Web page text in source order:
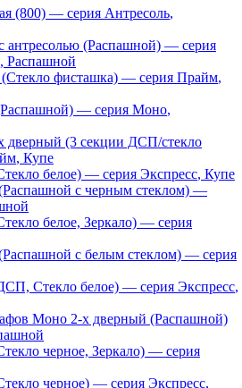
(800) — серия Антресоль,
антресолью (Распашной) — серия
, Распашной
фисташка) — серия Прайм,
— серия Моно,
(3 секции ДСП/стекло
, Купе
белое) — серия Экспресс, Купе
с черным стеклом) —
белое, Зеркало) — серия
с белым стеклом) — серия
Стекло белое) — серия Экспресс,
Моно 2-х дверный (Распашной)
черное, Зеркало) — серия
черное) — серия Экспресс,